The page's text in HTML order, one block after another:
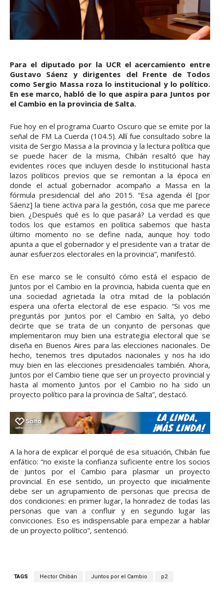
Para el diputado por la UCR el acercamiento entre
Gustavo Sáenz y dirigentes del Frente de Todos
como Sergio Massa roza lo institucional y lo político.
En ese marco, habló de lo que aspira para Juntos por
el Cambio en la provincia de Salta.
Fue hoy en el programa Cuarto Oscuro que se emite por la
señal de FM La Cuerda (104.5). Allí fue consultado sobre la
visita de Sergio Massa a la provincia y la lectura política que
se puede hacer de la misma, Chibán resaltó que hay
evidentes roces que incluyen desde lo institucional hasta
lazos políticos previos que se remontan a la época en
donde el actual gobernador acompaño a Massa en la
fórmula presidencial del año 2015. “Esa agenda él [por
Sáenz] la tiene activa para la gestión, cosa que me parece
bien. ¿Después qué es lo que pasará? La verdad es que
todos los que estamos en política sabemos que hasta
último momento no se define nada, aunque hoy todo
apunta a que el gobernador y el presidente van a tratar de
aunar esfuerzos electorales en la provincia”, manifestó.
En ese marco se le consultó cómo está el espacio de
Juntos por el Cambio en la provincia, habida cuenta que en
una sociedad agrietada la otra mitad de la población
espera una oferta electoral de ese espacio. “Si vos me
preguntás por Juntos por el Cambio en Salta, yo debo
decirte que se trata de un conjunto de personas que
implementaron muy bien una estrategia electoral que se
diseña en Buenos Aires para las elecciones nacionales. De
hecho, tenemos tres diputados nacionales y nos ha ido
muy bien en las elecciones presidenciales también. Ahora,
Juntos por el Cambio tiene que ser un proyecto provincial y
hasta al momento Juntos por el Cambio no ha sido un
proyecto político para la provincia de Salta”, destacó.
A la hora de explicar el porqué de esa situación, Chibán fue
enfático: “no existe la confianza suficiente entre los socios
de Juntos por el Cambio para plasmar un proyecto
provincial. En ese sentido, un proyecto que inicialmente
debe ser un agrupamiento de personas que precisa de
dos condiciones: en primer lugar, la honradez de todas las
personas que van a confluir y en segundo lugar las
convicciones. Eso es indispensable para empezar a hablar
de un proyecto político”, sentenció.
TAGS Hector Chibán Juntos por el Cambio p2